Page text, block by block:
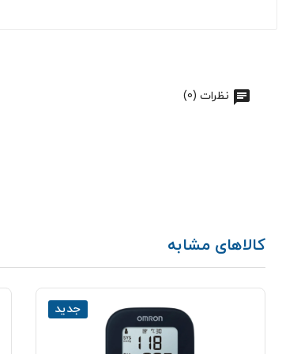
نظرات (0)
کالاهای مشابه
جدید